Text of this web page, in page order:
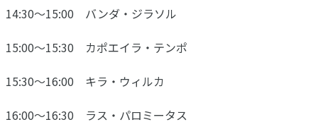
14:30〜15:00 バンダ・ジラソル
15:00〜15:30 カポエイラ・テンポ
15:30〜16:00 キラ・ウィルカ
16:00〜16:30 ラス・パロミータス